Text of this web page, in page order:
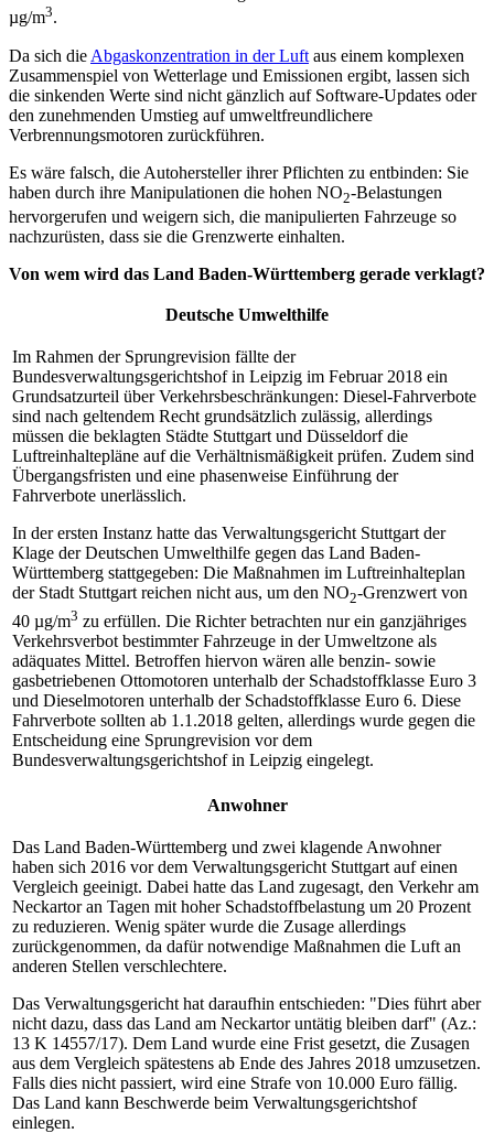
µg/m3.
Da sich die Abgaskonzentration in der Luft aus einem komplexen
Zusammenspiel von Wetterlage und Emissionen ergibt, lassen sich
die sinkenden Werte sind nicht gänzlich auf Software-Updates oder
den zunehmenden Umstieg auf umweltfreundlichere
Verbrennungsmotoren zurückführen.
Es wäre falsch, die Autohersteller ihrer Pflichten zu entbinden: Sie
haben durch ihre Manipulationen die hohen NO2-Belastungen
hervorgerufen und weigern sich, die manipulierten Fahrzeuge so
nachzurüsten, dass sie die Grenzwerte einhalten.
Von wem wird das Land Baden-Württemberg gerade verklagt?
Deutsche Umwelthilfe
Im Rahmen der Sprungrevision fällte der
Bundesverwaltungsgerichtshof in Leipzig im Februar 2018 ein
Grundsatzurteil über Verkehrsbeschränkungen: Diesel-Fahrverbote
sind nach geltendem Recht grundsätzlich zulässig, allerdings
müssen die beklagten Städte Stuttgart und Düsseldorf die
Luftreinhaltepläne auf die Verhältnismäßigkeit prüfen. Zudem sind
Übergangsfristen und eine phasenweise Einführung der
Fahrverbote unerlässlich.
In der ersten Instanz hatte das Verwaltungsgericht Stuttgart der
Klage der Deutschen Umwelthilfe gegen das Land Baden-
Württemberg stattgegeben: Die Maßnahmen im Luftreinhalteplan
der Stadt Stuttgart reichen nicht aus, um den NO2-Grenzwert von
40 µg/m3 zu erfüllen. Die Richter betrachten nur ein ganzjähriges
Verkehrsverbot bestimmter Fahrzeuge in der Umweltzone als
adäquates Mittel. Betroffen hiervon wären alle benzin- sowie
gasbetriebenen Ottomotoren unterhalb der Schadstoffklasse Euro 3
und Dieselmotoren unterhalb der Schadstoffklasse Euro 6. Diese
Fahrverbote sollten ab 1.1.2018 gelten, allerdings wurde gegen die
Entscheidung eine Sprungrevision vor dem
Bundesverwaltungsgerichtshof in Leipzig eingelegt.
Anwohner
Das Land Baden-Württemberg und zwei klagende Anwohner
haben sich 2016 vor dem Verwaltungsgericht Stuttgart auf einen
Vergleich geeinigt. Dabei hatte das Land zugesagt, den Verkehr am
Neckartor an Tagen mit hoher Schadstoffbelastung um 20 Prozent
zu reduzieren. Wenig später wurde die Zusage allerdings
zurückgenommen, da dafür notwendige Maßnahmen die Luft an
anderen Stellen verschlechtere.
Das Verwaltungsgericht hat daraufhin entschieden: "Dies führt aber
nicht dazu, dass das Land am Neckartor untätig bleiben darf" (Az.:
13 K 14557/17). Dem Land wurde eine Frist gesetzt, die Zusagen
aus dem Vergleich spätestens ab Ende des Jahres 2018 umzusetzen.
Falls dies nicht passiert, wird eine Strafe von 10.000 Euro fällig.
Das Land kann Beschwerde beim Verwaltungsgerichtshof
einlegen.